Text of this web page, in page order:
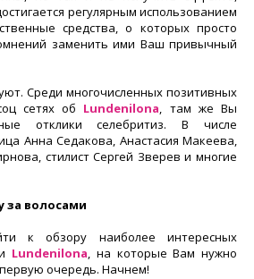
регулярным использованием
средства, о которых просто
заменить ими Ваш привычный
Среди многочисленных позитивных
сетях об Lundenilona, там же Вы
отклики селебритиз. В числе
Анна Седакова, Анастасия Макеева,
стилист Сергей Зверев и многие
за волосами
к обзору наиболее интересных
Lundenilona, на которые Вам нужно
очередь. Начнем!